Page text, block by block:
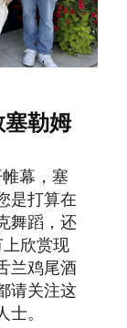
勒姆
幕，塞
是打算在
舞蹈，还
上欣赏现
兰鸡尾酒
请关注这
。